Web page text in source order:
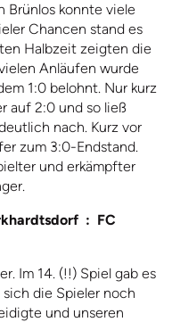
Brünlos konnte viele
Chancen stand es
Halbzeit zeigten die
Anläufen wurde
1:0 belohnt. Nur kurz
auf 2:0 und so ließ
nach. Kurz vor
zum 3:0-Endstand.
und erkämpfter
: FC
Im 14. (!!) Spiel gab es
die Spieler noch
und unseren